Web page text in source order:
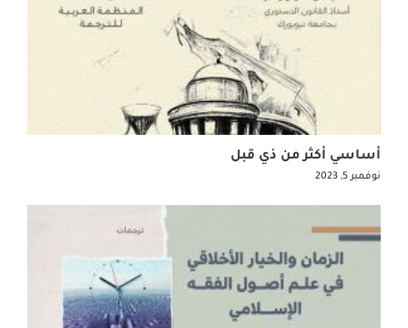
أساسي أكثر من ذي قبل
نوفمبر 5, 2023